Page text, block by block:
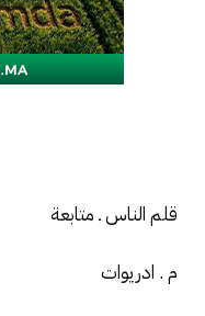
قلم الناس ـ متابعة
م . ادريوات